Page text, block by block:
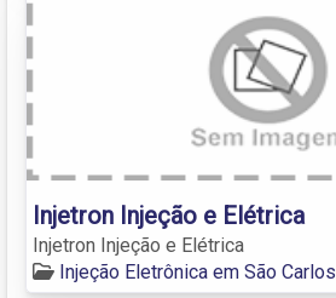
Injetron Injeção e Elétrica
Injetron Injeção e Elétrica
Injeção Eletrônica em São Carlos